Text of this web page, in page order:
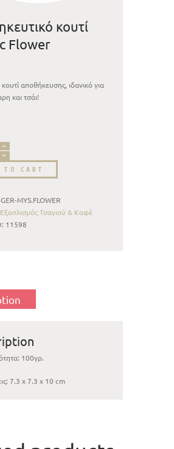
κουτί
Flower
αποθήκευσης, ιδανικό για
και τσάι!
TO CART
MYS.FLOWER
Εξοπλισμός Τσαγιού & Καφέ
11598
100γρ.
7.3 x 7.3 x 10 cm